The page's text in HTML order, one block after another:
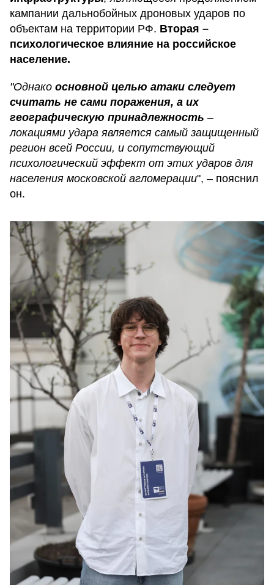
кампании дальнобойных дроновых ударов по
объектам на территории РФ. Вторая –
психологическое влияние на российское
население.
"Однако основной целью атаки следует
считать не сами поражения, а их
географическую принадлежность –
локациями удара является самый защищенный
регион всей России, и сопутствующий
психологический эффект от этих ударов для
населения московской агломерации", – пояснил
он.